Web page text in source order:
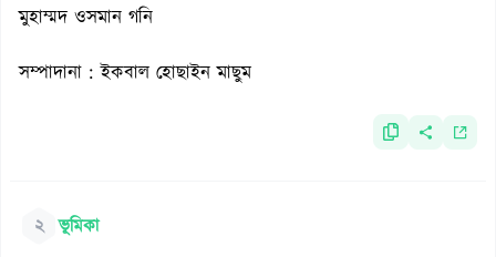
মুহাম্মদ ওসমান গনি
সম্পাদানা : ইকবাল হোছাইন মাছুম
২ ভূমিকা